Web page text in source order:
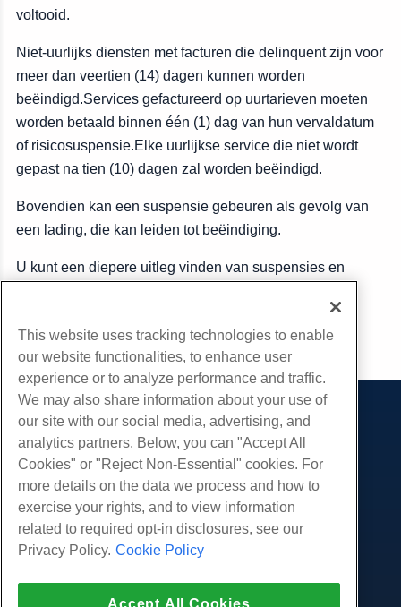
voltooid.
Niet-uurlijks diensten met facturen die delinquent zijn voor
meer dan veertien (14) dagen kunnen worden
beëindigd.Services gefactureerd op uurtarieven moeten
worden betaald binnen één (1) dag van hun vervaldatum
of risicosuspensie.Elke uurlijkse service die niet wordt
gepast na tien (10) dagen zal worden beëindigd.
Bovendien kan een suspensie gebeuren als gevolg van
een lading, die kan leiden tot beëindiging.
U kunt een diepere uitleg vinden van suspensies en
Kopiëren URL
Producten
Web hosting
Zakelijke hosting
White Label-wederverkoper
Beheerde Linux VPS
Diensten
Website-migraties
Gemeenschap
Productdocumentatie
Tutorials
Bedrijf
Over ons
Neem contact op
Ondersteuning
This website uses tracking technologies to enable
our website functionalities, to enhance user
experience or to analyze performance and traffic.
We may also share information about your use of
our site with our social media, advertising, and
analytics partners. Below, you can "Accept All
Cookies" or "Reject Non-Essential" cookies. For
more details on the data we process and how to
exercise your rights, and to view information
related to required opt-in disclosures, see our
Privacy Policy. Cookie Policy